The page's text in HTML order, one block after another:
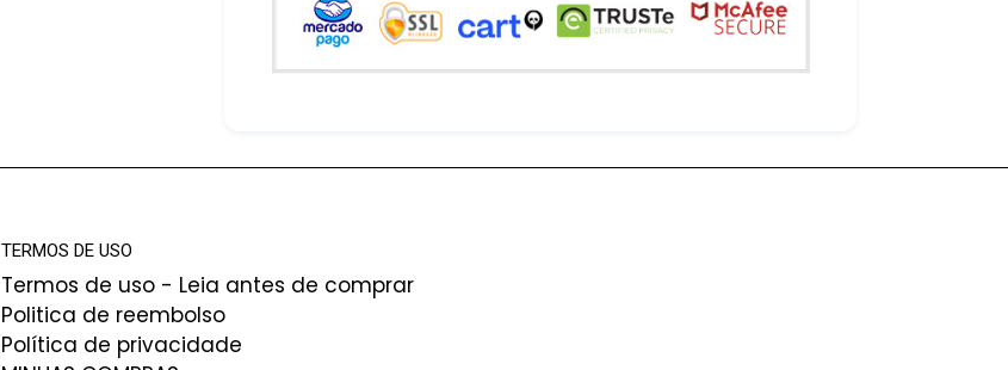
TERMOS DE USO
Termos de uso - Leia antes de comprar
Politica de reembolso
Política de privacidade